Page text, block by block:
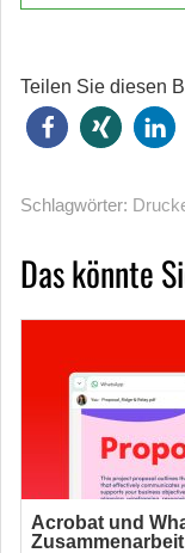
Teilen Sie diesen
Schlagwörter:
Das könnte
Acrobat und